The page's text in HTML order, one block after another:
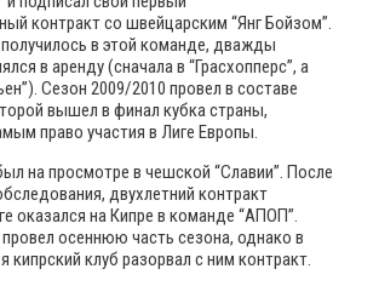
контракт со швейцарским “Янг Бойзом”.
в этой команде, дважды
в аренду (сначала в “Грасхопперс”, а
Сезон 2009/2010 провел в составе
вышел в финал кубка страны,
право участия в Лиге Европы.
на просмотре в чешской “Славии”. После
двухлетний контракт
оказался на Кипре в команде “АПОП”.
осеннюю часть сезона, однако в
кипрский клуб разорвал с ним контракт.